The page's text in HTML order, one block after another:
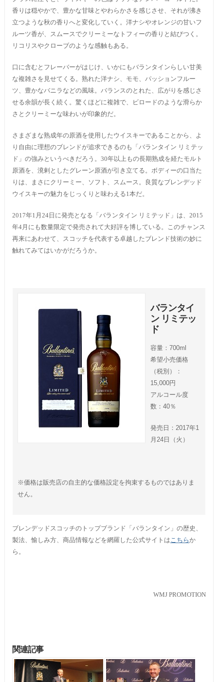
香りは穏やかで、豊かな甘味とやわらかさを感じさせ、それが沸き
立つような秋の香りへと変化していく。洋ナシやオレンジの甘いフ
ルーツ香が、スムースでクリーミーなトフィーの香りと結びつく。
リコリスやクローブのような感触もある。
口に含むとフレーバーがはじけ、いかにもバランタインらしい甘美
な複雑さを見せてくる。熟れた洋ナシ、モモ、パッションフルー
ツ、豊かなバニラなどの風味。バランスのとれた、広がりを感じさ
せる余韻が長く続く。驚くほどに複雑で、ビロードのような滑らか
さとクリーミーな味わいが印象的だ。
さまざまな熟成年の原酒を使用したウイスキーであることから、よ
り自由に理想のブレンドが追求できるのも「バランタイン リミテッ
ド」の強みというべきだろう。30年以上もの長期熟成を経たモルト
原酒を、溌剌としたグレーン原酒が引き立てる。ボディーの口当た
りは、まさにクリーミー、ソフト、スムース。良質なブレンデッド
ウイスキーの魅力をじっくりと味わえる1本だ。
2017年1月24日に発売となる「バランタイン リミテッド」は、2015
年4月にも数量限定で発売されて大好評を博している。このチャンス
再来にあわせて、スコッチを代表する卓越したブレンド技術の妙に
触れてみてはいかがだろうか。
バランタイ
ン リミテッ
ド
容量：700ml
希望小売価格
（税別）：
15,000円
アルコール度
数：40％
発売日：2017年1
月24日（火）
※価格は販売店の自主的な価格設定を拘束するものではありま
せん。
ブレンデッドスコッチのトップブランド「バランタイン」の歴史、
製法、愉しみ方、商品情報などを網羅した公式サイトは こちらか
ら。
WMJ PROMOTION
関連記事